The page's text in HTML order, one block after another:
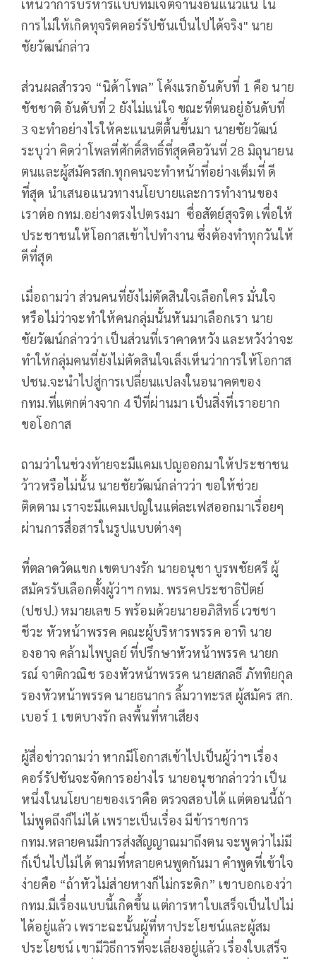
เห็นว่าการบริหารแบบที่มีเจตจำนงอันแน่วแน่ ใน
การไม่ให้เกิดทุจริตคอร์รัปชันเป็นไปได้จริง" นาย
ชัยวัฒน์กล่าว
ส่วนผลสำรวจ “นิด้าโพล” โค้งแรกอันดับที่ 1 คือ นาย
ชัชชาติ อันดับที่ 2 ยังไม่แน่ใจ ขณะที่ตนอยู่อันดับที่
3 จะทำอย่างไรให้คะแนนตีตื้นขึ้นมา นายชัยวัฒน์
ระบุว่า คิดว่าโพลที่ศักดิ์สิทธิ์ที่สุดคือวันที่ 28 มิถุนายน
ตนและผู้สมัครสก.ทุกคนจะทำหน้าที่อย่างเต็มที่ ดี
ที่สุด นำเสนอแนวทางนโยบายและการทำงานของ
เราต่อ กทม.อย่างตรงไปตรงมา ซื่อสัตย์สุจริต เพื่อให้
ประชาชนให้โอกาสเข้าไปทำงาน ซึ่งต้องทำทุกวันให้
ดีที่สุด
เมื่อถามว่า ส่วนคนที่ยังไม่ตัดสินใจเลือกใคร มั่นใจ
หรือไม่ว่าจะทำให้คนกลุ่มนั้นหันมาเลือกเรา นาย
ชัยวัฒน์กล่าวว่า เป็นส่วนที่เราคาดหวัง และหวังว่าจะ
ทำให้กลุ่มคนที่ยังไม่ตัดสินใจเล็งเห็นว่าการให้โอกาส
ปชน.จะนำไปสู่การเปลี่ยนแปลงในอนาคตของ
กทม.ที่แตกต่างจาก 4 ปีที่ผ่านมา เป็นสิ่งที่เราอยาก
ขอโอกาส
ถามว่าในช่วงท้ายจะมีแคมเปญออกมาให้ประชาชน
ว้าวหรือไม่นั้น นายชัยวัฒน์กล่าวว่า ขอให้ช่วย
ติดตาม เราจะมีแคมเปญในแต่ละเฟสออกมาเรื่อยๆ
ผ่านการสื่อสารในรูปแบบต่างๆ
ที่ตลาดวัดแขก เขตบางรัก นายอนุชา บูรพชัยศรี ผู้
สมัครรับเลือกตั้งผู้ว่าฯ กทม. พรรคประชาธิปัตย์
(ปชป.) หมายเลข 5 พร้อมด้วยนายอภิสิทธิ์ เวชชา
ชีวะ หัวหน้าพรรค คณะผู้บริหารพรรค อาทิ นาย
องอาจ คล้ามไพบูลย์ ที่ปรึกษาหัวหน้าพรรค นายก
รณ์ จาติกวณิช รองหัวหน้าพรรค นายสกลธี ภัททิยกุล
รองหัวหน้าพรรค นายธนากร ลิ้มวาทะรส ผู้สมัคร สก.
เบอร์ 1 เขตบางรัก ลงพื้นที่หาเสียง
ผู้สื่อข่าวถามว่า หากมีโอกาสเข้าไปเป็นผู้ว่าฯ เรื่อง
คอร์รัปชันจะจัดการอย่างไร นายอนุชากล่าวว่า เป็น
หนึ่งในนโยบายของเราคือ ตรวจสอบได้ แต่ตอนนี้ถ้า
ไม่พูดถึงก็ไม่ได้ เพราะเป็นเรื่อง มีข้าราชการ
กทม.หลายคนมีการส่งสัญญาณมาถึงตน จะพูดว่าไม่มี
ก็เป็นไปไม่ได้ ตามที่หลายคนพูดกันมา คำพูดที่เข้าใจ
ง่ายคือ “ถ้าหัวไม่ส่ายหางก็ไม่กระดิก” เขาบอกเองว่า
กทม.มีเรื่องแบบนี้เกิดขึ้น แต่การหาใบเสร็จเป็นไปไม่
ได้อยู่แล้ว เพราะฉะนั้นผู้ที่หาประโยชน์และผู้สม
ประโยชน์ เขามีวิธีการที่จะเลี่ยงอยู่แล้ว เรื่องใบเสร็จ